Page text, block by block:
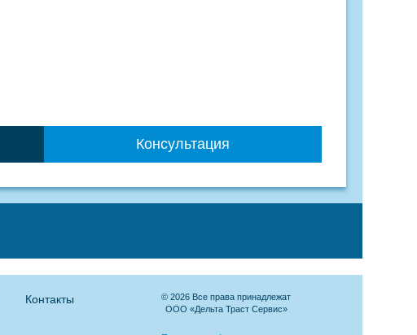
Консультация
Контакты
© 2026 Все права принадлежат
ООО «Дельта Траст Сервис»